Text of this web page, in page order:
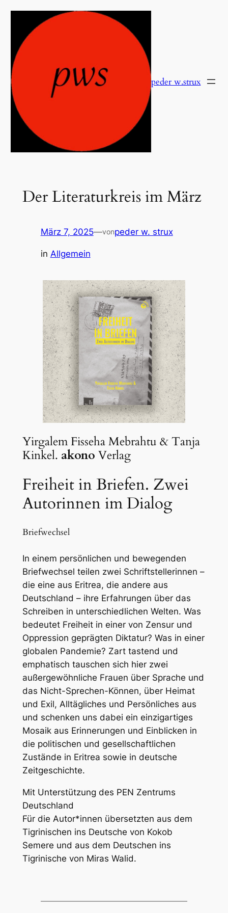
Zum
springen
peder w.strux
Der Literaturkreis im März
März 7, 2025—vonpeder w. strux
in Allgemein
Yirgalem Fisseha Mebrahtu & Tanja
Kinkel. akono Verlag
Freiheit in Briefen. Zwei
Autorinnen im Dialog
Briefwechsel
In einem persönlichen und bewegenden
Briefwechsel teilen zwei Schriftstellerinnen –
die eine aus Eritrea, die andere aus
Deutschland – ihre Erfahrungen über das
Schreiben in unterschiedlichen Welten. Was
bedeutet Freiheit in einer von Zensur und
Oppression geprägten Diktatur? Was in einer
globalen Pandemie? Zart tastend und
emphatisch tauschen sich hier zwei
außergewöhnliche Frauen über Sprache und
das Nicht-Sprechen-Können, über Heimat
und Exil, Alltägliches und Persönliches aus
und schenken uns dabei ein einzigartiges
Mosaik aus Erinnerungen und Einblicken in
die politischen und gesellschaftlichen
Zustände in Eritrea sowie in deutsche
Zeitgeschichte.
Mit Unterstützung des PEN Zentrums
Deutschland
Für die Autor*innen übersetzten aus dem
Tigrinischen ins Deutsche von Kokob
Semere und aus dem Deutschen ins
Tigrinische von Miras Walid.